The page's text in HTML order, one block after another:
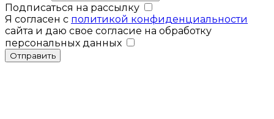
Подписаться на рассылку
Я согласен с политикой конфиденциальности
сайта и даю свое согласие на обработку
персональных данных
Отправить